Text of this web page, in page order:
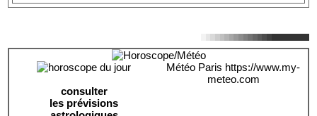
consulter
les prévisions
Météo Paris https://www.my-
meteo.com